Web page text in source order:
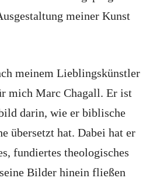
meiner Kunst
meinem Lieblingskünstler
mich Marc Chagall. Er ist
darin, wie er biblische
übersetzt hat. Dabei hat er
fundiertes theologisches
Bilder hinein fließen